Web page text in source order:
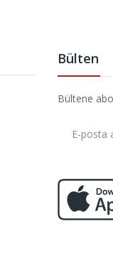
Bülten
Bültene